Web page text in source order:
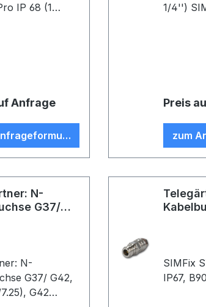
IP 68 (1
Anfrage
1/4'')
Preis
zum
N-
G37/
N-
G37/ G42,
G42
SIMFix
IP67,